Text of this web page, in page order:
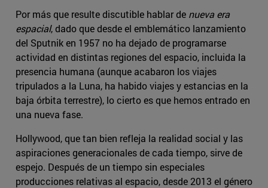
Por más que resulte discutible hablar de nueva era
espacial, dado que desde el emblemático lanzamiento
del Sputnik en 1957 no ha dejado de programarse
actividad en distintas regiones del espacio, incluida la
presencia humana (aunque acabaron los viajes
tripulados a la Luna, ha habido viajes y estancias en la
baja órbita terrestre), lo cierto es que hemos entrado en
una nueva fase.
Hollywood, que tan bien refleja la realidad social y las
aspiraciones generacionales de cada tiempo, sirve de
espejo. Después de un tiempo sin especiales
producciones relativas al espacio, desde 2013 el género